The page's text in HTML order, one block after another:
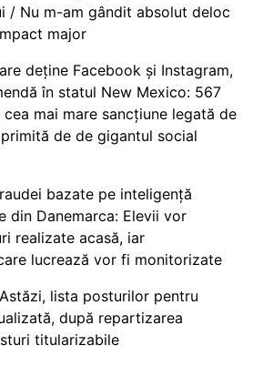
/ Nu m-am gândit absolut deloc
major
deține Facebook și Instagram,
în statul New Mexico: 567
mai mare sancțiune legată de
de de gigantul social
bazate pe inteligență
din Danemarca: Elevii vor
realizate acasă, iar
lucrează vor fi monitorizate
lista posturilor pentru
după repartizarea
titularizabile